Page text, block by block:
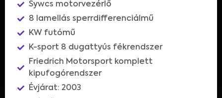
Sywcs motorvezérlő
8 lamellás sperrdifferenciálmű
KW futómű
K-sport 8 dugattyús fékrendszer
Friedrich Motorsport komplett
kipufogórendszer
Évjárat: 2003